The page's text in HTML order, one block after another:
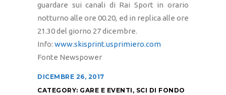
guardare sui canali di Rai Sport in orario
notturno alle ore 00.20, ed in replica alle ore
21.30 del giorno 27 dicembre.
Info: www.skisprint.usprimiero.com
Fonte Newspower
DICEMBRE 26, 2017
CATEGORY: GARE E EVENTI , SCI DI FONDO